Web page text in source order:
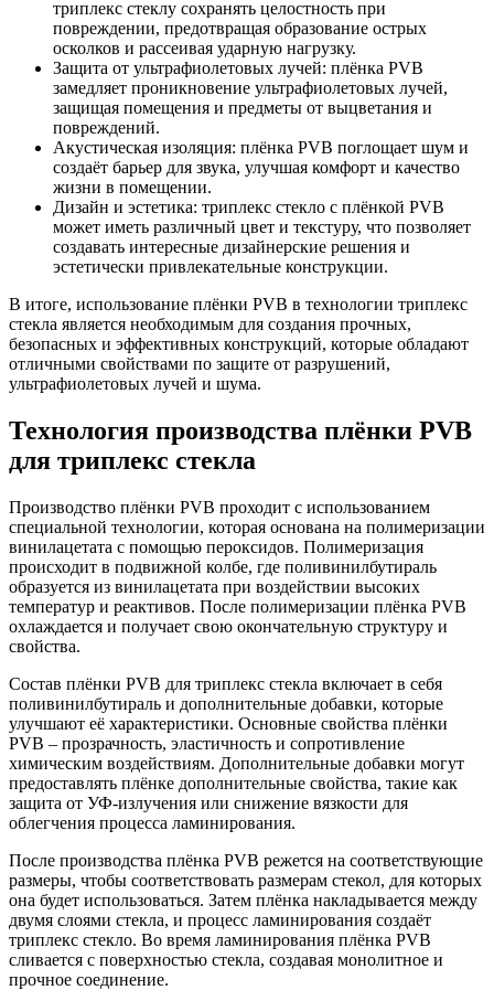
триплекс стеклу сохранять целостность при
повреждении, предотвращая образование острых
осколков и рассеивая ударную нагрузку.
Защита от ультрафиолетовых лучей: плёнка PVB
замедляет проникновение ультрафиолетовых лучей,
защищая помещения и предметы от выцветания и
повреждений.
Акустическая изоляция: плёнка PVB поглощает шум и
создаёт барьер для звука, улучшая комфорт и качество
жизни в помещении.
Дизайн и эстетика: триплекс стекло с плёнкой PVB
может иметь различный цвет и текстуру, что позволяет
создавать интересные дизайнерские решения и
эстетически привлекательные конструкции.
В итоге, использование плёнки PVB в технологии триплекс
стекла является необходимым для создания прочных,
безопасных и эффективных конструкций, которые обладают
отличными свойствами по защите от разрушений,
ультрафиолетовых лучей и шума.
Технология производства плёнки PVB
для триплекс стекла
Производство плёнки PVB проходит с использованием
специальной технологии, которая основана на полимеризации
винилацетата с помощью пероксидов. Полимеризация
происходит в подвижной колбе, где поливинилбутираль
образуется из винилацетата при воздействии высоких
температур и реактивов. После полимеризации плёнка PVB
охлаждается и получает свою окончательную структуру и
свойства.
Состав плёнки PVB для триплекс стекла включает в себя
поливинилбутираль и дополнительные добавки, которые
улучшают её характеристики. Основные свойства плёнки
PVB – прозрачность, эластичность и сопротивление
химическим воздействиям. Дополнительные добавки могут
предоставлять плёнке дополнительные свойства, такие как
защита от УФ-излучения или снижение вязкости для
облегчения процесса ламинирования.
После производства плёнка PVB режется на соответствующие
размеры, чтобы соответствовать размерам стекол, для которых
она будет использоваться. Затем плёнка накладывается между
двумя слоями стекла, и процесс ламинирования создаёт
триплекс стекло. Во время ламинирования плёнка PVB
сливается с поверхностью стекла, создавая монолитное и
прочное соединение.